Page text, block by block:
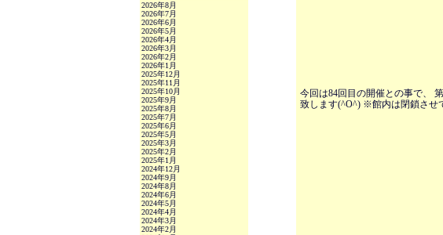
今回は84回目の開催との事で、
致します(^O^) ※館内は閉鎖させ
2026年8月
2026年7月
2026年6月
2026年5月
2026年4月
2026年3月
2026年2月
2026年1月
2025年12月
2025年11月
2025年10月
2025年9月
2025年8月
2025年7月
2025年6月
2025年5月
2025年3月
2025年2月
2025年1月
2024年12月
2024年9月
2024年8月
2024年6月
2024年5月
2024年4月
2024年3月
2024年2月